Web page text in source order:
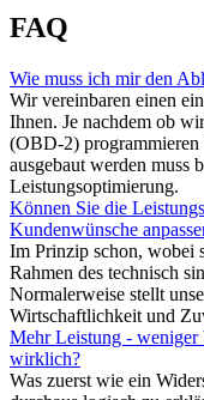
FAQ
Wie muss ich mir den
Wir vereinbaren einen
Ihnen. Je nachdem ob
(OBD-2) programmieren
ausgebaut werden muss
Leistungsoptimierung.
Können Sie die
Kundenwünsche
Im Prinzip schon, wobei
Rahmen des technisch
Normalerweise stellt
Wirtschaftlichkeit und
Mehr Leistung - weniger
wirklich?
Was zuerst wie ein